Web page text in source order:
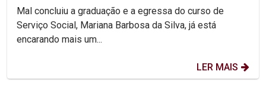
Mal concluiu a graduação e a egressa do curso de
Serviço Social, Mariana Barbosa da Silva, já está
encarando mais um...
LER MAIS